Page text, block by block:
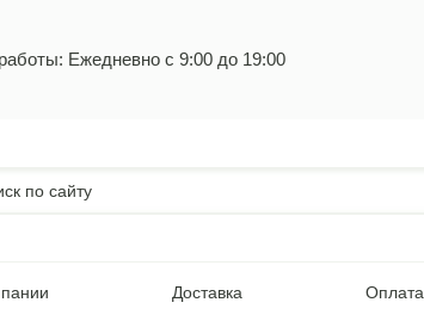
Ежедневно с 9:00 до 19:00
Доставка Оплата